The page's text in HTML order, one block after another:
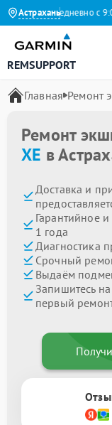
Астрахань
Ежедневно с 9:00
REMSUPPORT
Главная Ремонт
Ремонт
XE в
Доставка и
Гарантийное
1 года
Диагностика
Срочный
Выдаём
Запишитесь
первый